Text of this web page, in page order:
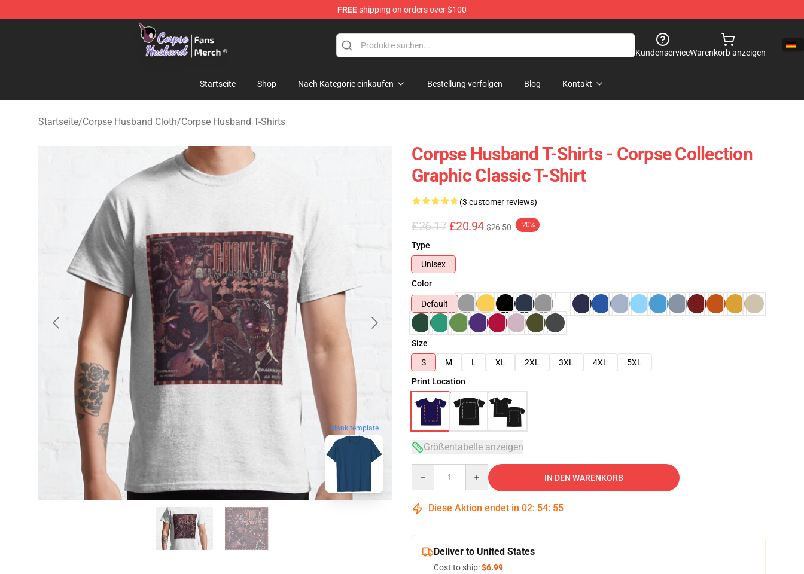
FREEshipping on orders over $100
Corpse Husband Store - Official Corpse Husband Merchandise Shop
KundenserviceWarenkorb anzeigen
Startseite Shop Nach Kategorie einkaufen Bestellung verfolgen Blog Kontakt
Startseite/Corpse Husband Cloth/Corpse Husband T-Shirts
blank template
Corpse Husband T-Shirts - Corpse Collection
Graphic Classic T-Shirt
(3 customer reviews)
£26.17 £20.94 $26.50 -20%
Type
Unisex
Color
Default
Size
S
M L XL 2XL 3XL 4XL
5XL
Print Location
Größentabelle anzeigen
IN DEN WARENKORB
Diese Aktion endet in 02: 54: 54
Deliver to United States
Cost to ship:$6.99